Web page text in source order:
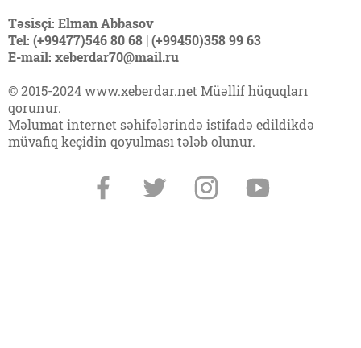
Təsisçi: Elman Abbasov
Tel: (+99477)546 80 68 | (+99450)358 99 63
E-mail: xeberdar70@mail.ru
© 2015-2024 www.xeberdar.net Müəllif hüquqları
qorunur.
Məlumat internet səhifələrində istifadə edildikdə
müvafiq keçidin qoyulması tələb olunur.